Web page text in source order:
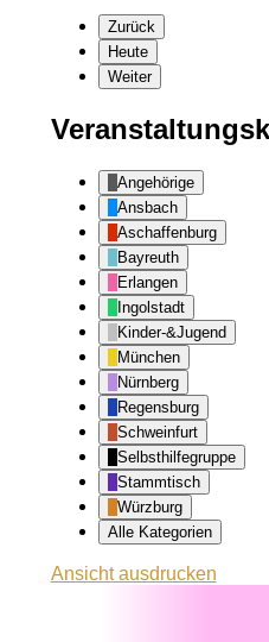
Zurück
Heute
Weiter
Angehörige
Ansbach
Aschaffenburg
Bayreuth
Erlangen
Ingolstadt
Kinder-&Jugend
München
Nürnberg
Regensburg
Schweinfurt
Selbsthilfegruppe
Stammtisch
Würzburg
Alle Kategorien
Ansichtausdrucken